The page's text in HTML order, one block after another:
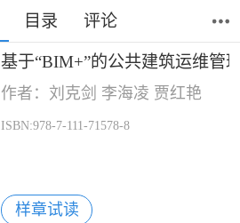
目录 评论
基于“BIM+”的公共建筑运维管
作者：刘克剑 李海凌 贾红艳
ISBN:978-7-111-71578-8
样章试读